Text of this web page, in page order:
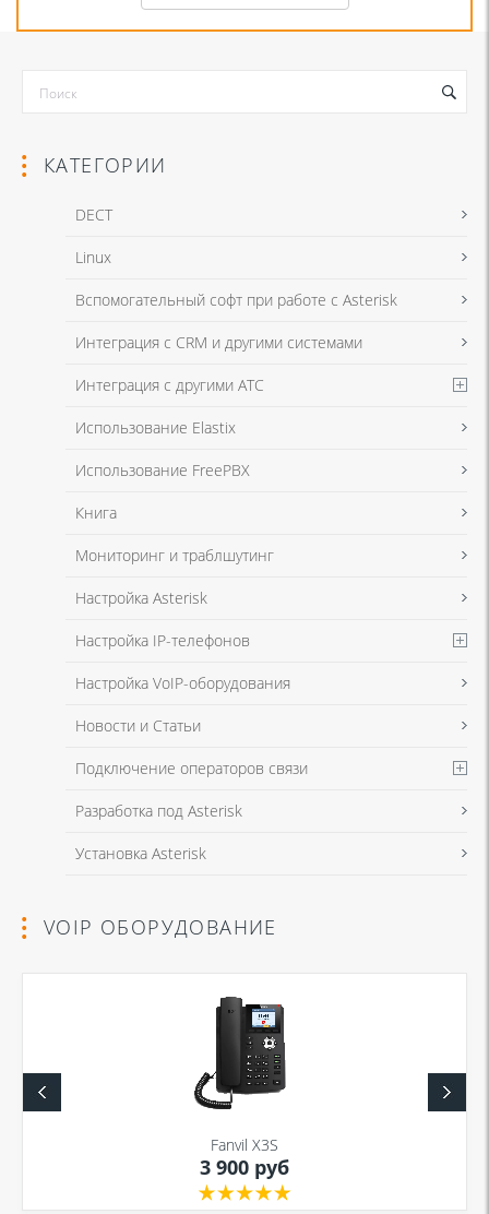
Я даю согласие на обработку моих персональных данных для связи
в соответствии с Политикой в отношении обработки персональных
Я даю согласие на обработку моих персональных данных для связи
в соответствии с Политикой в отношении обработки персональных
КАТЕГОРИИ
DECT
Linux
Вспомогательный софт при работе с Asterisk
Интеграция с CRM и другими системами
Интеграция с другими АТС
Использование Elastix
Использование FreePBX
Книга
Мониторинг и траблшутинг
Настройка Asterisk
Настройка IP-телефонов
Настройка VoIP-оборудования
Новости и Статьи
Подключение операторов связи
Разработка под Asterisk
Установка Asterisk
VOIP ОБОРУДОВАНИЕ
Fanvil X3S
3 900 руб